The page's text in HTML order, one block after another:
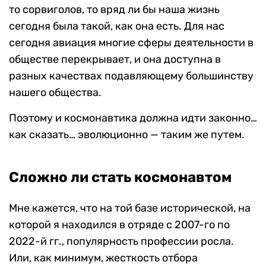
то сорвиголов, то вряд ли бы наша жизнь
сегодня была такой, как она есть. Для нас
сегодня авиация многие сферы деятельности в
обществе перекрывает, и она доступна в
разных качествах подавляющему большинству
нашего общества.
Поэтому и космонавтика должна идти законно…
как сказать… эволюционно — таким же путем.
Сложно ли стать космонавтом
Мне кажется, что на той базе исторической, на
которой я находился в отряде с 2007-го по
2022-й гг., популярность профессии росла.
Или, как минимум, жесткость отбора